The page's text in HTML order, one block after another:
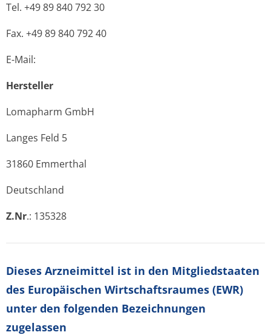
Tel. +49 89 840 792 30
Fax. +49 89 840 792 40
E-Mail:
Hersteller
Lomapharm GmbH
Langes Feld 5
31860 Emmerthal
Deutschland
Z.Nr.: 135328
Dieses Arzneimittel ist in den Mitgliedstaaten
des Europäischen Wirtschaftsraumes (EWR)
unter den folgenden Bezeichnungen
zugelassen